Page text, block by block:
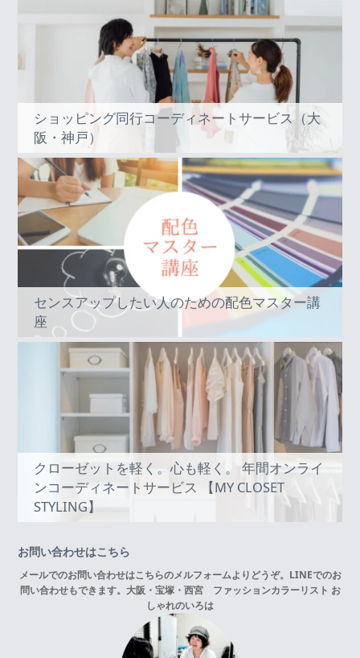
ショッピング同行コーディネートサービス（大
阪・神戸）
センスアップしたい人のための配色マスター講
座
クローゼットを軽く。心も軽く。 年間オンライ
ンコーディネートサービス 【MY CLOSET
STYLING】
お問い合わせはこちら
メールでのお問い合わせはこちらのメルフォームよりどうぞ。LINEでのお
問い合わせもできます。 大阪・宝塚・西宮 ファッションカラーリスト お
しゃれのいろは